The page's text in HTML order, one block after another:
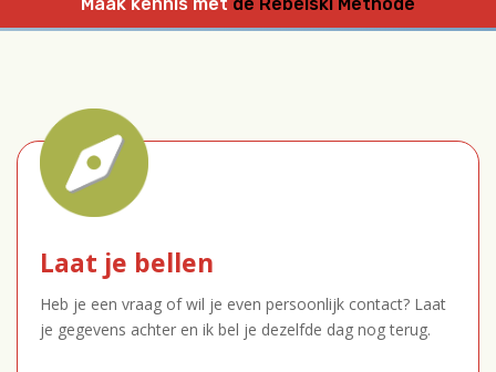
Laat je bellen
Heb je een vraag of wil je even persoonlijk contact? Laat
je gegevens achter en ik bel je dezelfde dag nog terug.